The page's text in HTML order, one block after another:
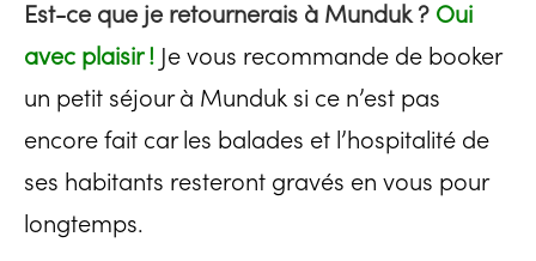
Est-ce que je retournerais à Munduk ? Oui
avec plaisir ! Je vous recommande de booker
un petit séjour à Munduk si ce n’est pas
encore fait car les balades et l’hospitalité de
ses habitants resteront gravés en vous pour
longtemps.